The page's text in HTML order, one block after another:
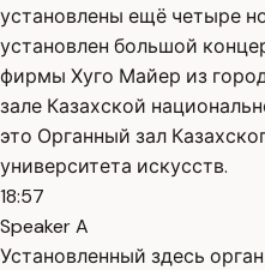
установлены ещё четыре
установлен большой
фирмы Хуго Майер из
зале Казахской
это Органный зал
университета искусств.
18:57
Speaker A
Установленный здесь